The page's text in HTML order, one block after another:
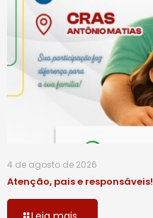
4 de agosto de 2026
Atenção, pais e responsáveis!